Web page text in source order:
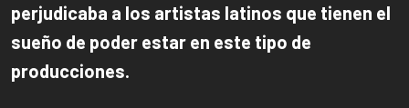
perjudicaba a los artistas latinos que tienen el
sueño de poder estar en este tipo de
producciones.